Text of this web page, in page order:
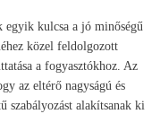
egyik kulcsa a jó minőségű
közel feldolgozott
a fogyasztókhoz. Az
az eltérő nagyságú és
szabályozást alakítsanak ki